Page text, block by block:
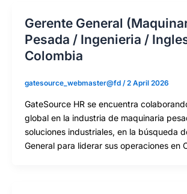
Gerente General
Pesada / Ingenieria /
Colombia
gatesource_webmaster@fd /2 April 2026
GateSource HR se encuentra
global en la industria de maquinaria
soluciones industriales, en la búsqueda
General para liderar sus operaciones en